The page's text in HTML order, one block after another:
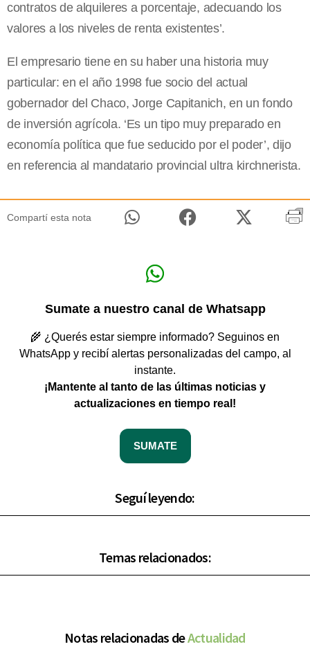
contratos de alquileres a porcentaje, adecuando los
valores a los niveles de renta existentes’.
El empresario tiene en su haber una historia muy
particular: en el año 1998 fue socio del actual
gobernador del Chaco, Jorge Capitanich, en un fondo
de inversión agrícola. ‘Es un tipo muy preparado en
economía política que fue seducido por el poder’, dijo
en referencia al mandatario provincial ultra kirchnerista.
Compartí esta nota
Sumate a nuestro canal de Whatsapp
🌾 ¿Querés estar siempre informado? Seguinos en
WhatsApp y recibí alertas personalizadas del campo, al
instante.
¡Mantente al tanto de las últimas noticias y
actualizaciones en tiempo real!
SUMATE
Seguí leyendo:
Temas relacionados:
Notas relacionadas deActualidad